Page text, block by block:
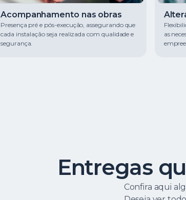
Acompanhamento nas obras
Presença pré e pós-execução, assegurando que
cada instalação seja realizada com qualidade e
segurança.
as
Entregas
Confira aqui